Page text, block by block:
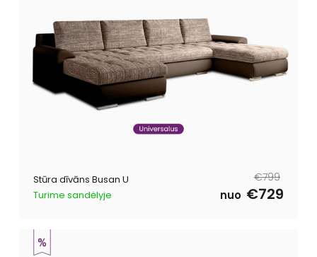
Stūra dīvāns Busan U
Turime sandėlyje
Parastā
cena
€799
Pārdošanas
cena
nuo €729